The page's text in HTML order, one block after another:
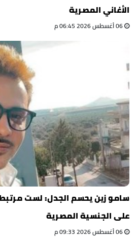
الأغاني المصرية
سامو زين يحسم الجدل: لست
على الجنسية المصرية